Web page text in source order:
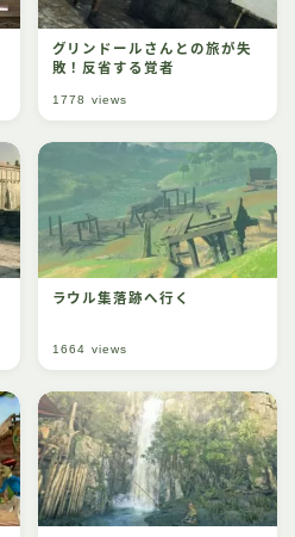
グリンドールさんとの旅が失
敗！反省する覚者
1778 views
ラウル集落跡へ行く
1664 views